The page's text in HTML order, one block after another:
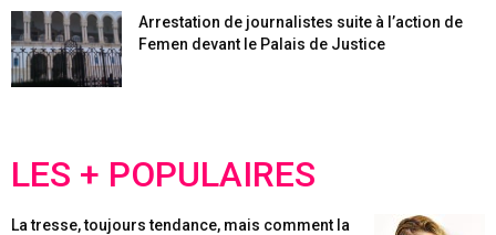
Arrestation de journalistes suite à l’action de
Femen devant le Palais de Justice
LES + POPULAIRES
La tresse, toujours tendance, mais comment la